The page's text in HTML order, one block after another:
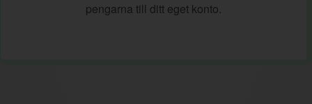
pengarna till ditt eget konto.